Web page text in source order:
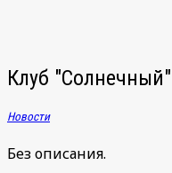
Клуб "Солнечный"
Новости
Без описания.